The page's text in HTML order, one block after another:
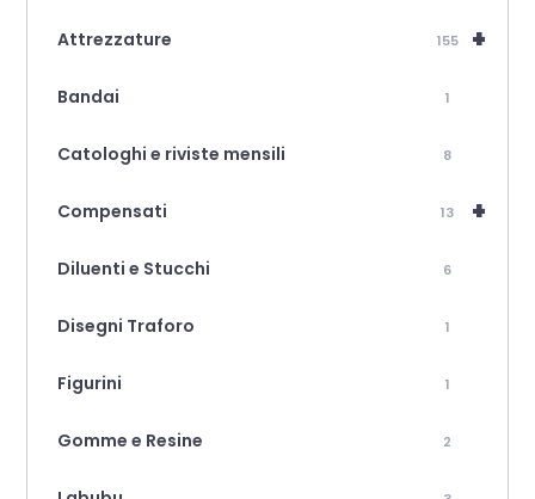
+
Attrezzature 155
Bandai 1
Catologhi e riviste mensili 8
+
Compensati 13
Diluenti e Stucchi 6
Disegni Traforo 1
Figurini 1
Gomme e Resine 2